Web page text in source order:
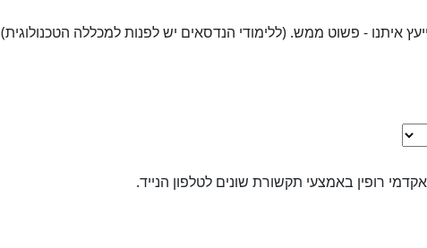
איתנו - פשוט ממש. (ללימודי הנדסאים יש לפנות למכללה הטכנולוגית)
רופין באמצעי תקשורת שונים לטלפון הנייד.